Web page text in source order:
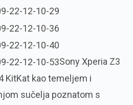
Sony Xperia Z3
KitKat kao temeljem i
sučelja poznatom s